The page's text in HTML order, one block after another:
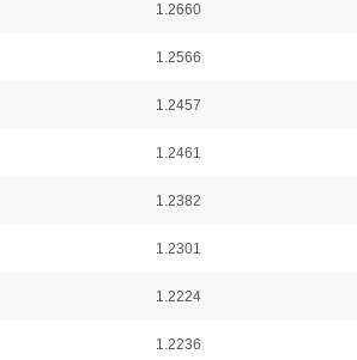
1.2660
1.2566
1.2457
1.2461
1.2382
1.2301
1.2224
1.2236